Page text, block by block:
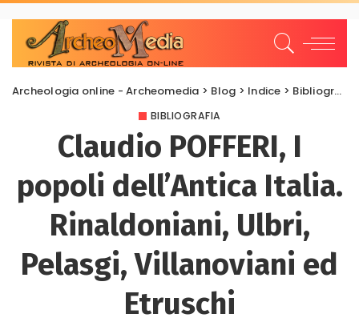
Archeologia online - Archeomedia > Blog > Indice > Bibliografia
BIBLIOGRAFIA
Claudio POFFERI, I
popoli dell’Antica Italia.
Rinaldoniani, Ulbri,
Pelasgi, Villanoviani ed
Etruschi